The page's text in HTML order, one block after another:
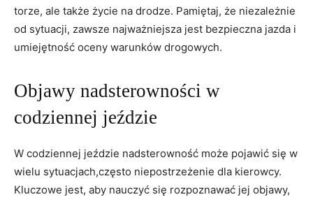
torze, ale także⁤ życie na drodze. Pamiętaj, że ⁢niezależnie
⁣od sytuacji,⁢ zawsze najważniejsza jest‌ bezpieczna‍ jazda⁣ i
umiejętność oceny warunków drogowych.
Objawy nadsterowności w
codziennej jeździe
W ‌codziennej jeździe nadsterowność może pojawić ⁤się w​
wielu sytuacjach,często niepostrzeżenie dla kierowcy.
Kluczowe jest,‍ aby nauczyć się rozpoznawać jej‌ objawy,